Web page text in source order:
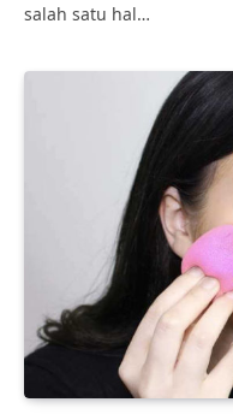
salah satu hal…